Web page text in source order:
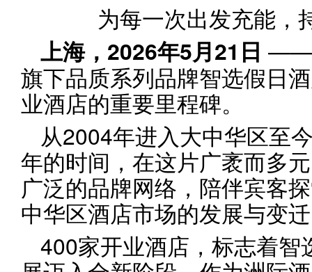
为每一次出发充能，
上海， 2026年5月21 日 ——
旗下品质系列品牌智选假日
业酒店的重要里程碑。
从2004年进入大中华区至
年的时间，在这片广袤而多
广泛的品牌网络，陪伴宾客
中华区酒店市场的发展与变
400家开业酒店，标志着